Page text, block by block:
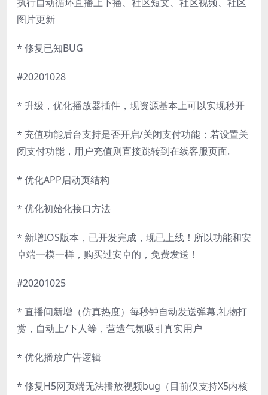
图片更新
* 修复已知BUG
#20201028
* 升级，优化播放器插件，现资源基本上可以实现秒开
* 充值功能后台支持是否开启/关闭支付功能；若设置关
闭支付功能，用户充值则直接跳转到在线客服页面.
* 优化APP启动页结构
* 优化初始化接口方法
* 新增IOS版本，已开发完成，现已上线！所以功能和安
卓端一模一样，购买过安卓的，免费发送！
#20201025
* 直播间新增（仿真热度）每秒钟自动发送弹幕,礼物打
赏，自动上/下人等，营造气氛吸引真实用户
* 优化播放广告逻辑
* 修复H5网页端无法播放视频bug（目前仅支持X5内核